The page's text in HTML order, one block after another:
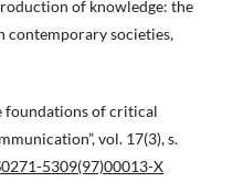
of knowledge: the
contemporary societies,
foundations of critical
vol. 17(3), s.
5309(97)00013-X